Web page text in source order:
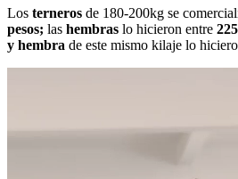
Los terneros de 180-200kg se
pesos; las hembras lo hicieron entre
y hembra de este mismo kilaje lo